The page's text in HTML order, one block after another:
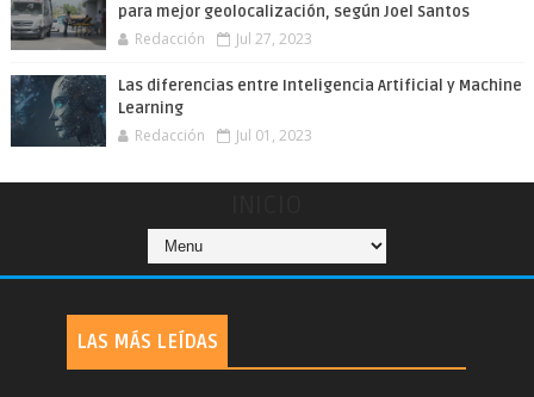
para mejor geolocalización, según Joel Santos
Redacción Jul 27, 2023
Las diferencias entre Inteligencia Artificial y Machine
Learning
Redacción Jul 01, 2023
LAS MÁS LEÍDAS